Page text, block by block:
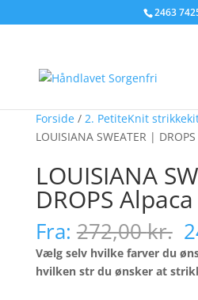
2463
Forside/ 2. PetiteKnit
LOUISIANA SWEATER |
LOUISIANA
DROPS
Fra: 272,00kr.
Vælg selv hvilke farver du
hvilken str du ønsker at